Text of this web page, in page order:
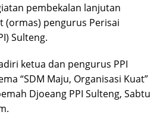
pembekalan lanjutan
(ormas) pengurus Perisai
Sulteng.
ketua dan pengurus PPI
“SDM Maju, Organisasi Kuat”
Djoeang PPI Sulteng, Sabtu